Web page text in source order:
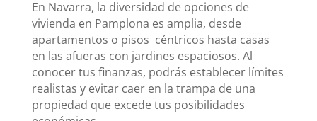
En Navarra, la diversidad de opciones de
vivienda en Pamplona es amplia, desde
apartamentos o pisos céntricos hasta casas
en las afueras con jardines espaciosos. Al
conocer tus finanzas, podrás establecer límites
realistas y evitar caer en la trampa de una
propiedad que excede tus posibilidades